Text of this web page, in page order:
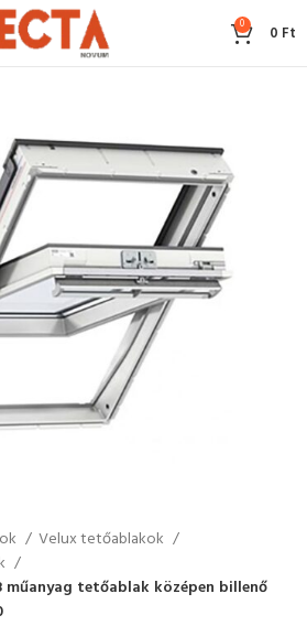
0 0 Ft
Velux tetőablakok
műanyag tetőablak középen billenő